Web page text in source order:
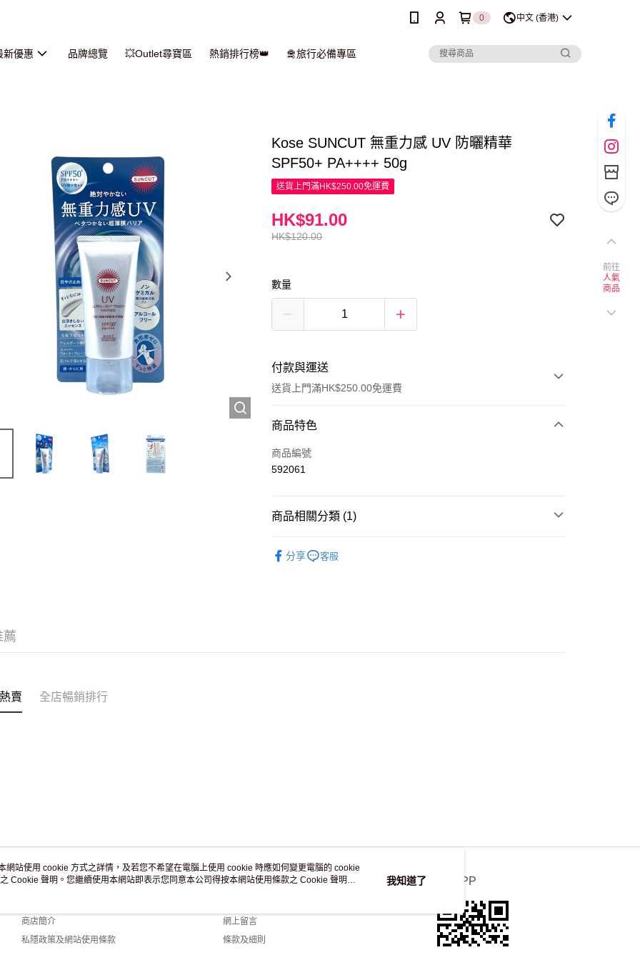
0 中文 (香港)
新優惠 品牌總覽 💥Outlet尋寶區 熱銷排行榜👑 🛅旅行必備專區
Kose SUNCUT 無重力感 UV 防曬精華
SPF50+ PA++++ 50g
送貨上門滿HK$250.00免運費
HK$120.00
HK$91.00
數量
付款與運送
送貨上門滿HK$250.00免運費
付款方式
信用卡
商品特色
商品編號
592061
商品相關分類 (1)
分享
客服
薦
賣 全店暢銷排行
關於我們
商店簡介
私隱政策及網站使用條款
客戶服務
網上留言
條款及細則
官方APP
前往
人氣
商品
網站使用 cookie 方式之詳情，及若您不希望在電腦上使用 cookie 時應如何變更電腦的 cookie
Cookie 聲明。您繼續使用本網站即表示您同意本公司得按本網站使用條款之 Cookie 聲明使
我知道了